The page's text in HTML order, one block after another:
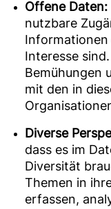
Offene Daten:
nutzbare
Interesse
Bemühungen
mit den in
Diverse
dass es im
Diversität
Themen in
erfassen,